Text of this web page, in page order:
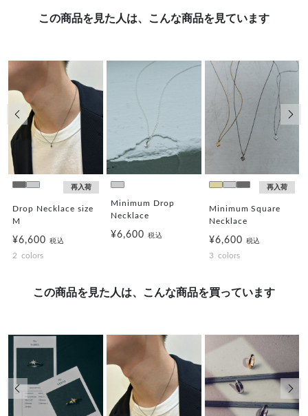
この商品を見た人は、こんな商品を見ています
再入荷
Drop Necklace size
M
¥6,600税込
2 colors
Minimum Drop
Necklace
¥6,600 税込
再入荷
Minimum Square
Necklace
¥6,600 税込
3 colors
前の画像
この商品を見た人は、こんな商品を買っています
前の画像 次の